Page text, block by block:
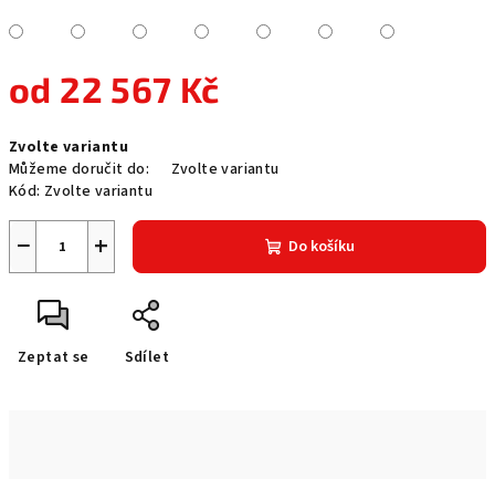
od 22 567 Kč
cena:
Zvolte variantu
Můžeme doručit do:
Zvolte variantu
Kód: Zvolte variantu
+
− Do košíku
Zeptat se Sdílet